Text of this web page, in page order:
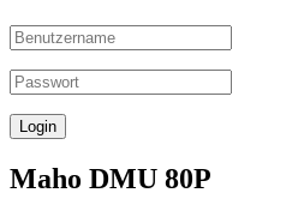
Maho DMU 80P